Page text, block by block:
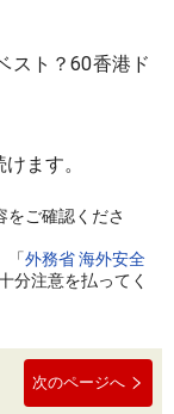
スト？60香港ド
ます。
ご確認くださ
「外務省 海外安全
分注意を払ってく
次のページへ